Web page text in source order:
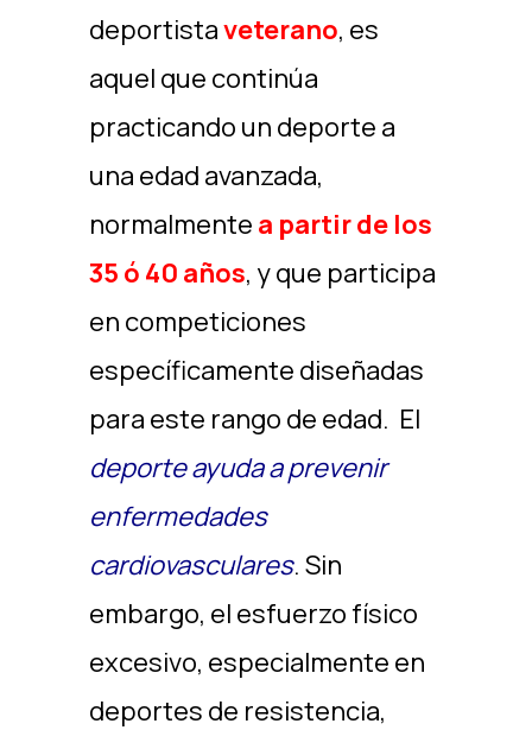
deportistaveterano, es
aquel que continúa
practicando un deporte a
una edad avanzada,
normalmente a partir de los
35 ó 40 años, y que participa
en competiciones
específicamente diseñadas
para este rango de edad. El
deporte ayuda a prevenir
enfermedades
cardiovasculares. Sin
embargo, el esfuerzo físico
excesivo, especialmente en
deportes de resistencia,